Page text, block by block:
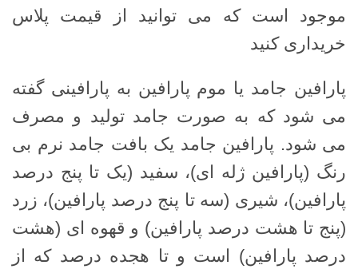
موجود است که می توانید از قیمت پلاس
خریداری کنید
پارافین جامد یا موم پارافین به پارافینی گفته
می شود که به صورت جامد تولید و مصرف
می شود. پارافین جامد یک بافت جامد نرم بی
رنگ (پارافین ژله ای)، سفید (یک تا پنج درصد
پارافین)، شیری (سه تا پنج درصد پارافین)، زرد
(پنج تا هشت درصد پارافین) و قهوه ای (هشت
درصد پارافین) است و تا هجده درصد که از